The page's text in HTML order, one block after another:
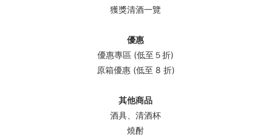
獲獎清酒一覽
優惠
優惠專區 (低至５折)
原箱優惠 (低至 8 折)
其他商品
酒具、清酒杯
燒酎